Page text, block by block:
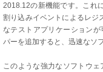
2018.12の新機能です。これ
割り込みイベントによるレジ
なテストアプリケーション
パーを追加すると、迅速なソ
このような強力なソフトウ